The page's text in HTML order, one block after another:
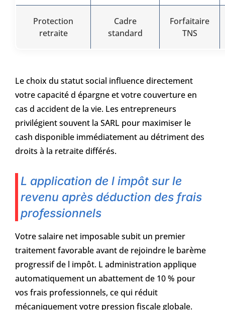
Protection
retraite
Cadre
standard
Forfaitaire
TNS
Le choix du statut social influence directement
votre capacité d épargne et votre couverture en
cas d accident de la vie. Les entrepreneurs
privilégient souvent la SARL pour maximiser le
cash disponible immédiatement au détriment des
droits à la retraite différés.
L application de l impôt sur le
revenu après déduction des frais
professionnels
Votre salaire net imposable subit un premier
traitement favorable avant de rejoindre le barème
progressif de l impôt. L administration applique
automatiquement un abattement de 10 % pour
vos frais professionnels, ce qui réduit
mécaniquement votre pression fiscale globale.